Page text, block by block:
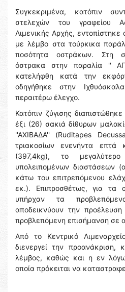
Συγκεκριμένα, κατόπιν
στελεχών του γραφείου
Λιμενικής Αρχής,
με λέμβο στα τούρκικα
ποσότητα οστράκων. Στη
όστρακα στην παραλία ''
κατελήφθη κατά την
οδηγήθηκε στην
περαιτέρω έλεγχο.
Κατόπιν ζύγισης
έξι (26) σακιά δίθυρων
''ΑΧΙΒΑΔΑ'' (Ruditapes
τριακοσίων ενενήντα
(397,4kg), το
υπολειπομένων
κάτω του επιτρεπόμενου
εκ.). Επιπροσθέτως, για τα
υπήρχαν τα
αποδεικνύουν την
προβλεπόμενη επισήμανση σε
Από το Κεντρικό
διενεργεί την
λέμβος, καθώς και η εν
οποία πρόκειται να